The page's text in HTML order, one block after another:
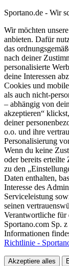
Sportano.de - Wir
Wir möchten
anbieten. Dafür
das
nach deiner
personalisierte
deine Interessen
Cookies und
als auch nicht-
– abhängig von
akzeptieren“
deiner
o.o. und ihre
Personalisierung
Wenn du keine
oder bereits erteilte
zu den
Daten enthalten,
Interesse des
Serviceleistung
seinen
Verantwortliche für
Sportano.com Sp.
Informationen
Richtlinie -
Akzeptiere alles